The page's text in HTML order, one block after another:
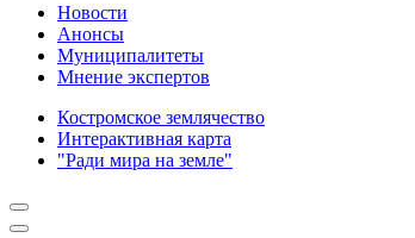
Новости
Анонсы
Муниципалитеты
Мнение экспертов
Костромское землячество
Интерактивная карта
"Ради мира на земле"